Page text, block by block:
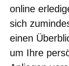
online
sich
einen
um Ihre